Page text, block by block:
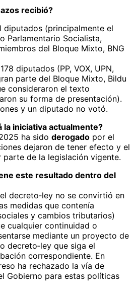
recibió?
diputados (principalmente el
Parlamentario Socialista,
del Bloque Mixto, BNG
178 diputados (PP, VOX, UPN,
parte del Bloque Mixto, Bildu
consideraron el texto
su forma de presentación).
y un diputado no votó.
la iniciativa actualmente?
ha sido derogado por el
dejaron de tener efecto y el
de la legislación vigente.
este resultado dentro del
decreto‑ley no se convirtió en
medidas que contenía
y cambios tributarios)
cualquier continuidad o
mediante un proyecto de
decreto‑ley que siga el
correspondiente. En
ha rechazado la vía de
Gobierno para estas políticas